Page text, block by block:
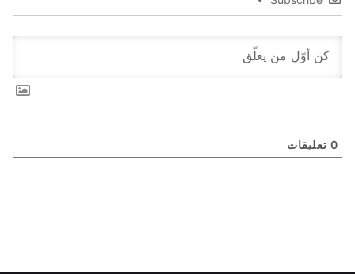
0 تعليقات